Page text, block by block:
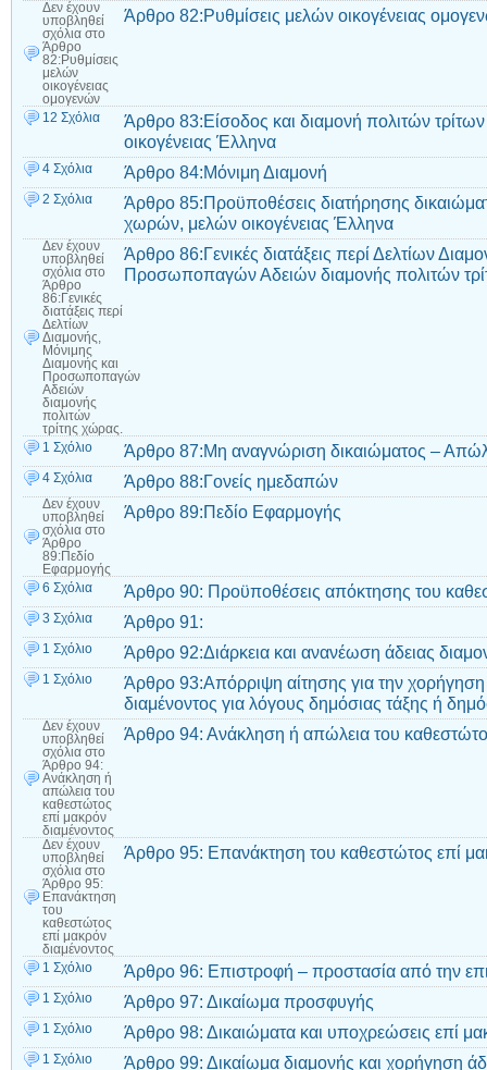
Δεν έχουν
υποβληθεί
σχόλια στο
Άρθρο
82:Ρυθμίσεις
μελών
οικογένειας
ομογενών
Άρθρο 82:Ρυθμίσεις μελών οικογένειας
12 Σχόλια
Άρθρο 83:Είσοδος και διαμονή πολιτών
οικογένειας Έλληνα
4 Σχόλια Άρθρο 84:Μόνιμη Διαμονή
2 Σχόλια
Άρθρο 85:Προϋποθέσεις διατήρησης
χωρών, μελών οικογένειας Έλληνα
Δεν έχουν
υποβληθεί
σχόλια στο
Άρθρο
86:Γενικές
διατάξεις περί
Δελτίων
Διαμονής,
Μόνιμης
Διαμονής και
Προσωποπαγών
Αδειών
διαμονής
πολιτών
τρίτης χώρας.
Άρθρο 86:Γενικές διατάξεις περί Δελτίων
Προσωποπαγών Αδειών διαμονής πολιτών
1 Σχόλιο Άρθρο 87:Μη αναγνώριση δικαιώματος –
4 Σχόλια Άρθρο 88:Γονείς ημεδαπών
Δεν έχουν
υποβληθεί
σχόλια στο
Άρθρο
89:Πεδίο
Εφαρμογής
Άρθρο 89:Πεδίο Εφαρμογής
6 Σχόλια Άρθρο 90: Προϋποθέσεις απόκτησης του
3 Σχόλια Άρθρο 91:
1 Σχόλιο Άρθρο 92:Διάρκεια και ανανέωση άδειας
1 Σχόλιο
Άρθρο 93:Απόρριψη αίτησης για την χορήγηση
διαμένοντος για λόγους δημόσιας τάξης ή
Δεν έχουν
υποβληθεί
σχόλια στο
Άρθρο 94:
Ανάκληση ή
απώλεια του
καθεστώτος
επί μακρόν
διαμένοντος
Άρθρο 94: Ανάκληση ή απώλεια του
Δεν έχουν
υποβληθεί
σχόλια στο
Άρθρο 95:
Επανάκτηση
του
καθεστώτος
επί μακρόν
διαμένοντος
Άρθρο 95: Επανάκτηση του καθεστώτος επί
1 Σχόλιο Άρθρο 96: Επιστροφή – προστασία από την
1 Σχόλιο Άρθρο 97: Δικαίωμα προσφυγής
1 Σχόλιο Άρθρο 98: Δικαιώματα και υποχρεώσεις επί
1 Σχόλιο Άρθρο 99: Δικαίωμα διαμονής και χορήγηση